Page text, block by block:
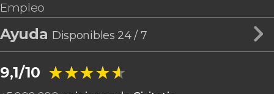
Empleo
Ayuda Disponibles 24 / 7
9,1/10 ★★★★★
★★★★★